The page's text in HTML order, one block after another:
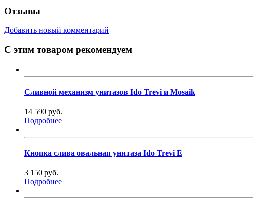
Отзывы
Добавить новый комментарий
С этим товаром рекомендуем
Сливной механизм унитазов Ido Trevi и Mosaik
14 590 руб.
Подробнее
Кнопка слива овальная унитаза Ido Trevi E
3 150 руб.
Подробнее